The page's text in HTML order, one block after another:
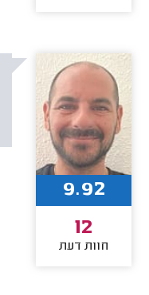
9.92
12
חוות דעת